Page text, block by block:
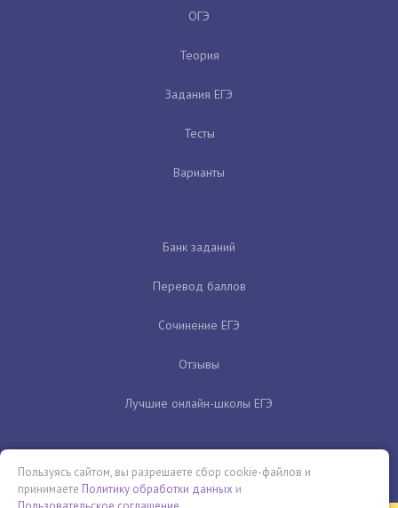
ОГЭ
Теория
Задания ЕГЭ
Тесты
Варианты
Банк заданий
Перевод баллов
Сочинение ЕГЭ
Отзывы
Лучшие онлайн-школы ЕГЭ
Пользуясь сайтом, вы разрешаете сбор cookie-файлов и
принимаете Политику обработки данных и